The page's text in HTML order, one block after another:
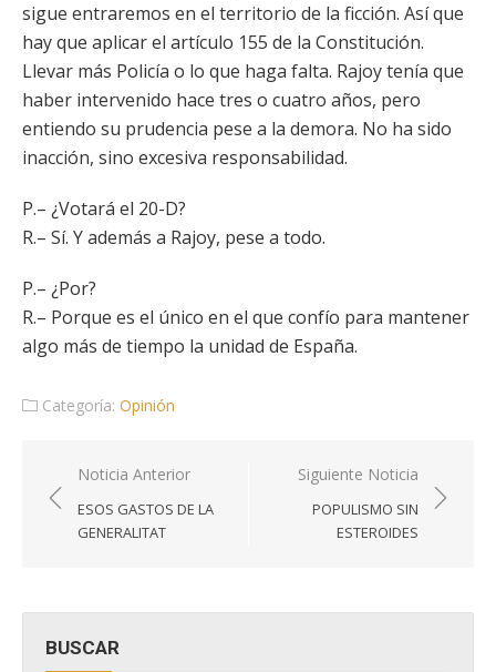
sigue entraremos en el territorio de la ficción. Así que
hay que aplicar el artículo 155 de la Constitución.
Llevar más Policía o lo que haga falta. Rajoy tenía que
haber intervenido hace tres o cuatro años, pero
entiendo su prudencia pese a la demora. No ha sido
inacción, sino excesiva responsabilidad.
P.– ¿Votará el 20-D?
R.– Sí. Y además a Rajoy, pese a todo.
P.– ¿Por?
R.– Porque es el único en el que confío para mantener
algo más de tiempo la unidad de España.
Categoría: Opinión
Navegación
de
entradas
Noticia Anterior
ESOS GASTOS DE LA
GENERALITAT
Siguiente Noticia
POPULISMO SIN
ESTEROIDES
BUSCAR